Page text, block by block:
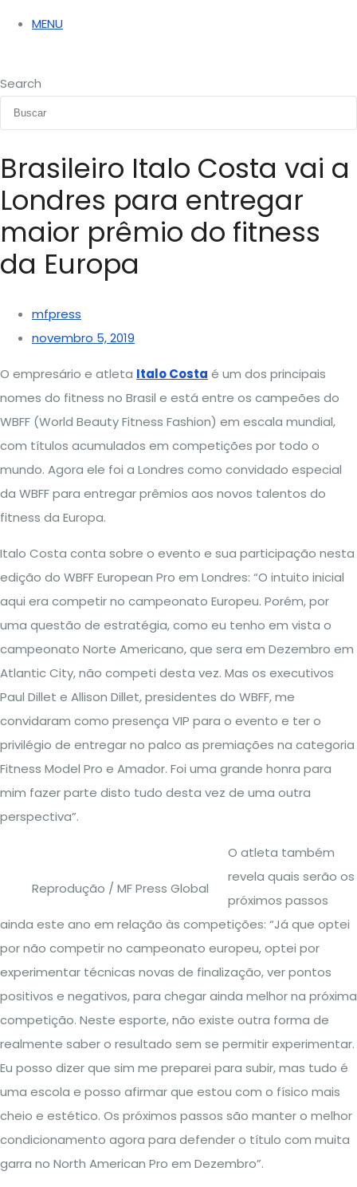
MENU
Search
Brasileiro Italo Costa vai a
Londres para entregar
maior prêmio do fitness
da Europa
mfpress
novembro 5, 2019
O empresário e atleta Italo Costa é um dos principais
nomes do fitness no Brasil e está entre os campeões do
WBFF (World Beauty Fitness Fashion) em escala mundial,
com títulos acumulados em competições por todo o
mundo. Agora ele foi a Londres como convidado especial
da WBFF para entregar prêmios aos novos talentos do
fitness da Europa.
Italo Costa conta sobre o evento e sua participação nesta
edição do WBFF European Pro em Londres: “O intuito inicial
aqui era competir no campeonato Europeu. Porém, por
uma questão de estratégia, como eu tenho em vista o
campeonato Norte Americano, que sera em Dezembro em
Atlantic City, não competi desta vez. Mas os executivos
Paul Dillet e Allison Dillet, presidentes do WBFF, me
convidaram como presença VIP para o evento e ter o
privilégio de entregar no palco as premiações na categoria
Fitness Model Pro e Amador. Foi uma grande honra para
mim fazer parte disto tudo desta vez de uma outra
perspectiva”.
Reprodução / MF Press Global
O atleta também
revela quais serão os
próximos passos
ainda este ano em relação às competições: “Já que optei
por não competir no campeonato europeu, optei por
experimentar técnicas novas de finalização, ver pontos
positivos e negativos, para chegar ainda melhor na próxima
competição. Neste esporte, não existe outra forma de
realmente saber o resultado sem se permitir experimentar.
Eu posso dizer que sim me preparei para subir, mas tudo é
uma escola e posso afirmar que estou com o físico mais
cheio e estético. Os próximos passos são manter o melhor
condicionamento agora para defender o título com muita
garra no North American Pro em Dezembro”.